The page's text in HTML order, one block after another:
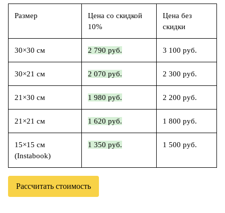
Размер
Цена со скидкой
10%
Цена без
скидки
30×30 см 2 790 руб. 3 100 руб.
30×21 см 2 070 руб. 2 300 руб.
21×30 см 1 980 руб. 2 200 руб.
21×21 см 1 620 руб. 1 800 руб.
15×15 см
(Instabook)
1 350 руб. 1 500 руб.
Рассчитать стоимость